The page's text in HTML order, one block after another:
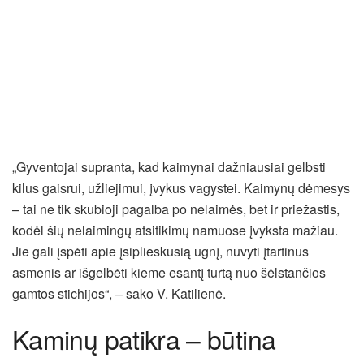
„Gyventojai supranta, kad kaimynai dažniausiai gelbsti
kilus gaisrui, užliejimui, įvykus vagystei. Kaimynų dėmesys
– tai ne tik skubioji pagalba po nelaimės, bet ir priežastis,
kodėl šių nelaimingų atsitikimų namuose įvyksta mažiau.
Jie gali įspėti apie įsiplieskusią ugnį, nuvyti įtartinus
asmenis ar išgelbėti kieme esantį turtą nuo šėlstančios
gamtos stichijos“, – sako V. Katilienė.
Kaminų patikra – būtina